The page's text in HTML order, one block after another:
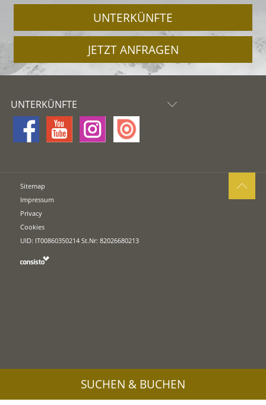
UNTERKÜNFTE
JETZT ANFRAGEN
UNTERKÜNFTE
Sitemap
Impressum
Privacy
Cookies
UID: IT00860350214 St.Nr: 82026680213
SUCHEN & BUCHEN